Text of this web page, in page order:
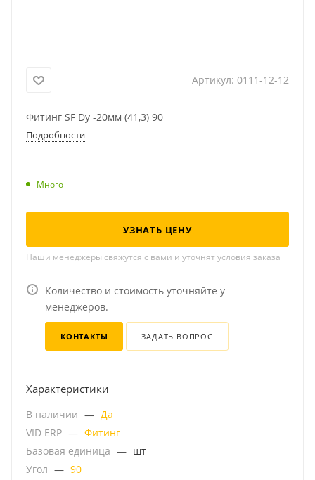
Артикул: 0111-12-12
Фитинг SF Dу -20мм (41,3) 90
Подробности
Много
УЗНАТЬ ЦЕНУ
Наши менеджеры свяжутся с вами и уточнят условия заказа
Количество и стоимость уточняйте у
менеджеров.
КОНТАКТЫ ЗАДАТЬ ВОПРОС
Характеристики
В наличии — Да
VID ERP — Фитинг
Базовая единица — шт
Угол — 90